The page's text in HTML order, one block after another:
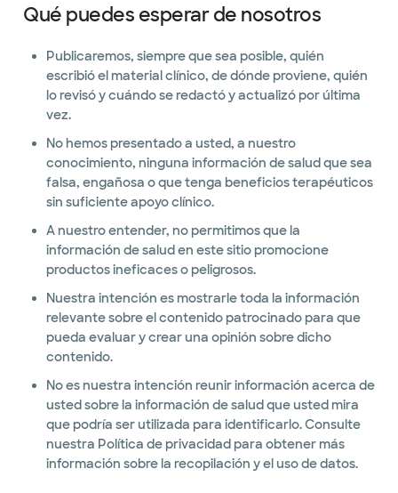
Qué puedes esperar de nosotros
Publicaremos, siempre que sea posible, quién
escribió el material clínico, de dónde proviene, quién
lo revisó y cuándo se redactó y actualizó por última
vez.
No hemos presentado a usted, a nuestro
conocimiento, ninguna información de salud que sea
falsa, engañosa o que tenga beneficios terapéuticos
sin suficiente apoyo clínico.
A nuestro entender, no permitimos que la
información de salud en este sitio promocione
productos ineficaces o peligrosos.
Nuestra intención es mostrarle toda la información
relevante sobre el contenido patrocinado para que
pueda evaluar y crear una opinión sobre dicho
contenido.
No es nuestra intención reunir información acerca de
usted sobre la información de salud que usted mira
que podría ser utilizada para identificarlo. Consulte
nuestra Política de privacidad para obtener más
información sobre la recopilación y el uso de datos.